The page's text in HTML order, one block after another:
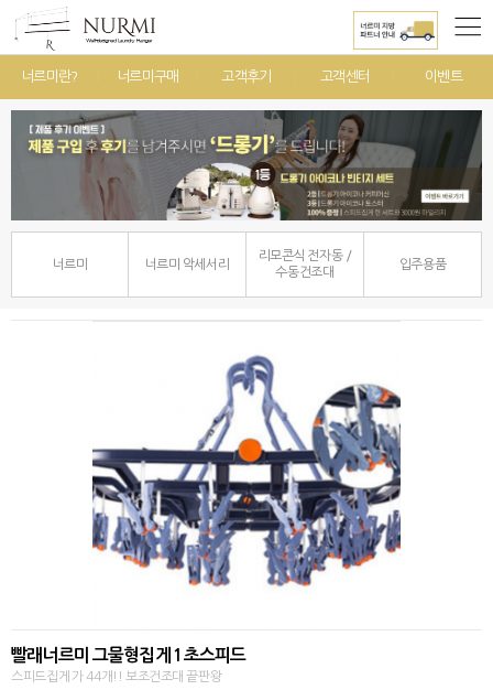
너르미란? 너르미구매 고객후기 고객센터 이벤트
너르미 너르미 악세서리
리모콘식 전자동 /
수동건조대
입주용품
빨래너르미 그물형집게 1초스피드
스피드집게 가 44개!! 보조건조대 끝판왕